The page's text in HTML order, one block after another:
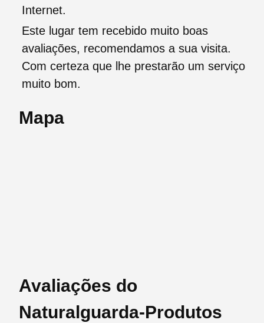
Internet.
Este lugar tem recebido muito boas
avaliações, recomendamos a sua visita.
Com certeza que lhe prestarão um serviço
muito bom.
Mapa
Avaliações do
Naturalguarda-Produtos